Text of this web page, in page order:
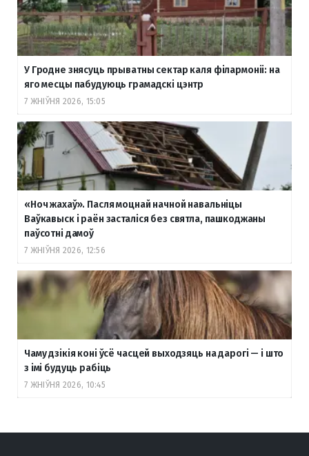
У Гродне знясуць прыватны сектар каля філармоніі: на
яго месцы пабудуюць грамадскі цэнтр
7 ЖНІЎНЯ 2026, 15:05
«Ноч жахаў». Пасля моцнай начной навальніцы
Ваўкавыск і раён засталіся без святла, пашкоджаны
паўсотні дамоў
7 ЖНІЎНЯ 2026, 12:56
Чаму дзікія коні ўсё часцей выходзяць на дарогі — і што
з імі будуць рабіць
7 ЖНІЎНЯ 2026, 10:45